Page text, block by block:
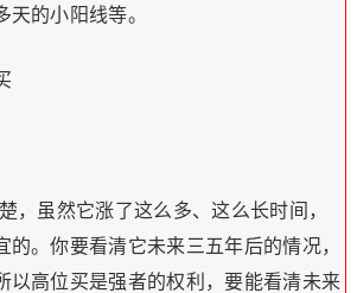
天的小阳线等。
，虽然它涨了这么多、这么长时间，
的。你要看清它未来三五年后的情况，
以高位买是强者的权利，要能看清未来